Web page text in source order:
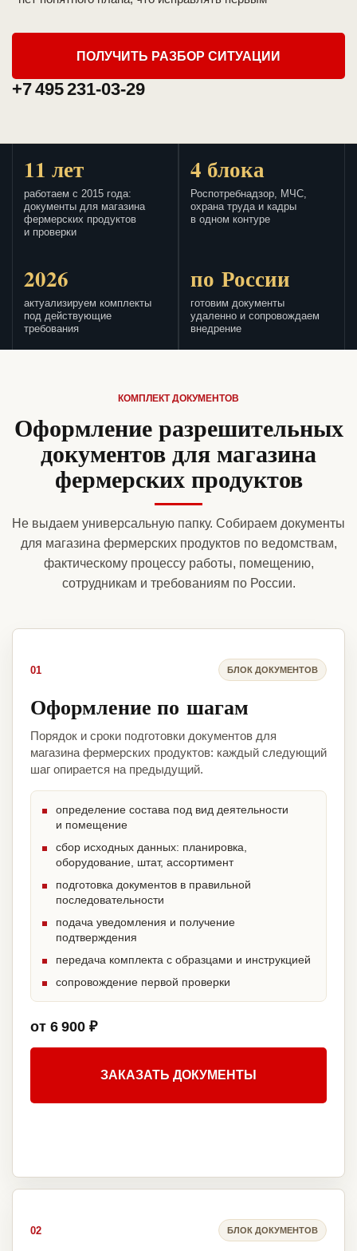
ПОЛУЧИТЬ РАЗБОР СИТУАЦИИ
+7 495 231-03-29
11 лет
работаем с 2015 года:
документы для магазина
фермерских продуктов
и проверки
4 блока
Роспотребнадзор, МЧС,
охрана труда и кадры
в одном контуре
2026
актуализируем комплекты
под действующие
требования
по России
готовим документы
удаленно и сопровождаем
внедрение
КОМПЛЕКТ ДОКУМЕНТОВ
Оформление разрешительных
документов для магазина
фермерских продуктов
Не выдаем универсальную папку. Собираем документы
для магазина фермерских продуктов по ведомствам,
фактическому процессу работы, помещению,
сотрудникам и требованиям по России.
01 БЛОК ДОКУМЕНТОВ
Оформление по шагам
Порядок и сроки подготовки документов для
магазина фермерских продуктов: каждый следующий
шаг опирается на предыдущий.
определение состава под вид деятельности
и помещение
сбор исходных данных: планировка,
оборудование, штат, ассортимент
подготовка документов в правильной
последовательности
подача уведомления и получение
подтверждения
передача комплекта с образцами и инструкцией
сопровождение первой проверки
от 6 900 ₽
ЗАКАЗАТЬ ДОКУМЕНТЫ
02 БЛОК ДОКУМЕНТОВ